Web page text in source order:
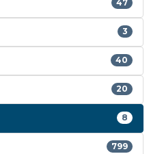
47
3
40
20
8
799